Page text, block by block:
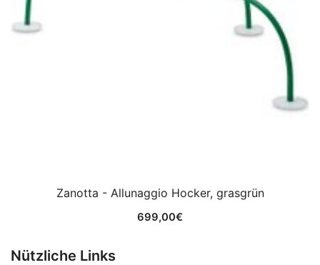
Zanotta - Allunaggio Hocker, grasgrün
699,00€
Nützliche Links